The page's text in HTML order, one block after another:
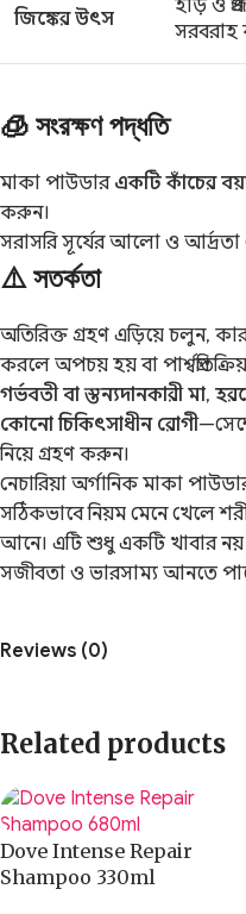
জিঙ্কের উৎস
হাড় ও
সরবরাহ
🧊 সংরক্ষণ পদ্ধতি
মাকা পাউডার একটি কাঁচের
করুন।
সরাসরি সূর্যের আলো ও আর্দ্রতা
⚠️ সতর্কতা
অতিরিক্ত গ্রহণ এড়িয়ে চলুন,
করলে অপচয় হয় বা
গর্ভবতী বা স্তন্যদানকারী মা,
কোনো চিকিৎসাধীন রোগী
নিয়ে গ্রহণ করুন।
নেচারিয়া অর্গানিক মাকা
সঠিকভাবে নিয়ম মেনে খেলে
আনে। এটি শুধু একটি খাবার
সজীবতা ও ভারসাম্য আনতে
Reviews (0)
Related products
Dove Intense Repair
Shampoo 330ml